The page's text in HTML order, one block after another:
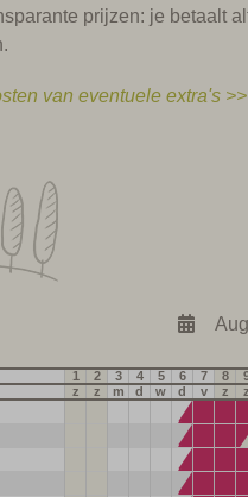
prijzen: je betaalt
van eventuele extra's >>
1 2 3 4 5 6 7 8
z
z m d w d v z z